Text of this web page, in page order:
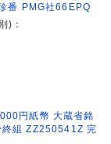
番 PMG社66EPQ
)：
円紙幣 大蔵省銘
組 ZZ250541Z 完